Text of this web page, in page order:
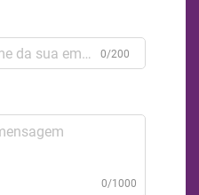
0/200
0/1000